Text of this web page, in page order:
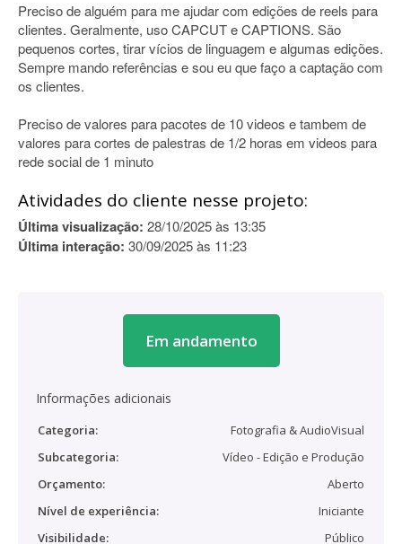
Preciso de alguém para me ajudar com edições de reels para
clientes. Geralmente, uso CAPCUT e CAPTIONS. São
pequenos cortes, tirar vícios de linguagem e algumas edições.
Sempre mando referências e sou eu que faço a captação com
os clientes.
Preciso de valores para pacotes de 10 videos e tambem de
valores para cortes de palestras de 1/2 horas em videos para
rede social de 1 minuto
Atividades do cliente nesse projeto:
Última visualização: 28/10/2025 às 13:35
Última interação: 30/09/2025 às 11:23
Em andamento
Informações adicionais
Categoria:
Fotografia & AudioVisual
Subcategoria:
Vídeo - Edição e Produção
Orçamento:
Aberto
Nível de experiência:
Iniciante
Visibilidade:
Público